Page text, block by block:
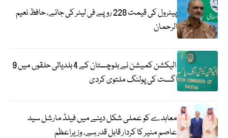
پیٹرول کی قیمت 228 روپے فی لیٹر کی جائے، حافظ نعیم
الرحمان
الیکشن کمیشن نے بلوچستان کے 4 بلدیاتی حلقوں میں 9
اگست کی پولنگ ملتوی کردی
معاہدے کو عملی شکل دینے میں فیلڈ مارشل سید
عاصم منیر کا کردار قابل قدر ہے، وزیراعظم